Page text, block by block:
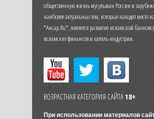
общественную жизнь мусульман России и
наиболее актуальных тем, которые находят место
"Ансар.Ru", является развитие исламской
исламских финансов и халяль-индустрии.
ВОЗРАСТНАЯ КАТЕГОРИЯ САЙТА18+
При использовании материалов